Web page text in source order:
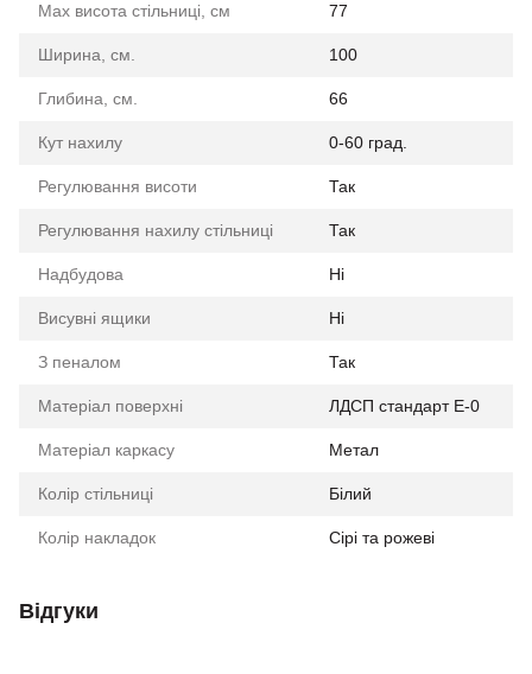
Max висота стільниці, см 77
Ширина, см. 100
Глибина, см. 66
Кут нахилу 0-60 град.
Регулювання висоти Так
Регулювання нахилу стільниці Так
Надбудова Ні
Висувні ящики Ні
З пеналом Так
Матеріал поверхні ЛДСП стандарт Е-0
Матеріал каркасу Метал
Колір стільниці Білий
Колір накладок Сірі та рожеві
Відгуки